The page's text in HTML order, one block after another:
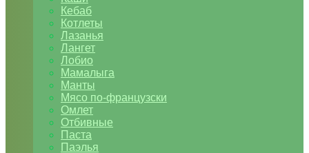
Кебаб
Котлеты
Лазанья
Лангет
Лобио
Мамалыга
Манты
Мясо по-французски
Омлет
Отбивные
Паста
Паэлья